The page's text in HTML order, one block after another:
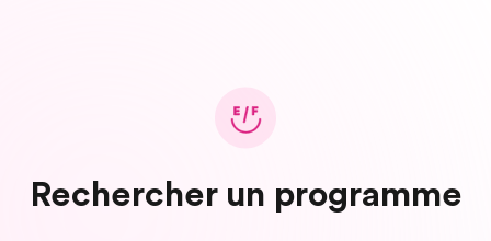
Rechercher un programme